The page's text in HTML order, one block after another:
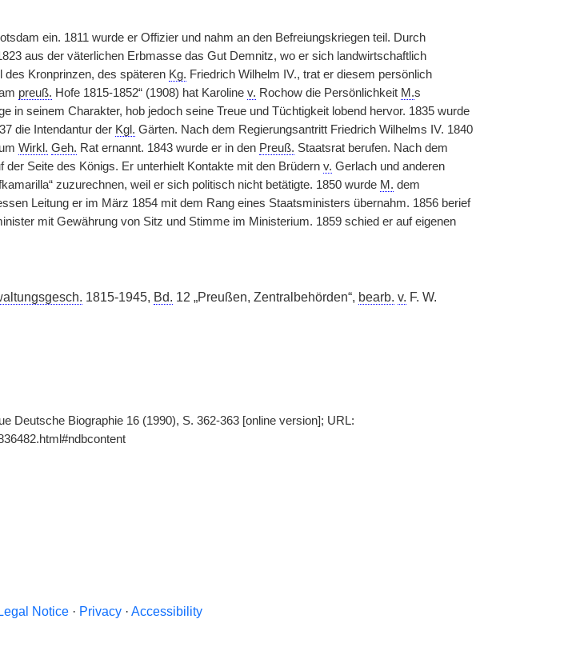
ein. 1811 wurde er Offizier und nahm an den Befreiungskriegen teil. Durch
aus der väterlichen Erbmasse das Gut Demnitz, wo er sich landwirtschaftlich
des Kronprinzen, des späteren Kg. Friedrich Wilhelm IV., trat er diesem persönlich
preuß. Hofe 1815-1852“ (1908) hat Karoline v. Rochow die Persönlichkeit M.s
in seinem Charakter, hob jedoch seine Treue und Tüchtigkeit lobend hervor. 1835 wurde
die Intendantur der Kgl. Gärten. Nach dem Regierungsantritt Friedrich Wilhelms IV. 1840
Wirkl. Geh. Rat ernannt. 1843 wurde er in den Preuß. Staatsrat berufen. Nach dem
Seite des Königs. Er unterhielt Kontakte mit den Brüdern v. Gerlach und anderen
zuzurechnen, weil er sich politisch nicht betätigte. 1850 wurde M. dem
Leitung er im März 1854 mit dem Rang eines Staatsministers übernahm. 1856 berief
mit Gewährung von Sitz und Stimme im Ministerium. 1859 schied er auf eigenen
1815-1945, Bd. 12 „Preußen, Zentralbehörden“, bearb. v. F. W.
Deutsche Biographie 16 (1990), S. 362-363 [online version]; URL:
Legal Notice · Privacy · Accessibility